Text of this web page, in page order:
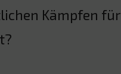
Kämpfen für